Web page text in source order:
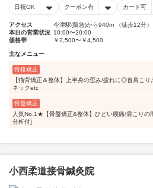
日祝OK クーポン有 カード可
アクセス
今津駅(阪急)から940m （徒歩12分）
本日の営業状況 10:00〜20:00
価格帯
￥2,500〜￥4,500
主なメニュー
骨格矯正
【猫背矯正＆整体】上半身の歪み/疲れに◎首肩こり
ネックetc
骨盤矯正
人気No.1★【骨盤矯正&整体】ひどい腰痛/肩こりの
分析付]
小西柔道接骨鍼灸院